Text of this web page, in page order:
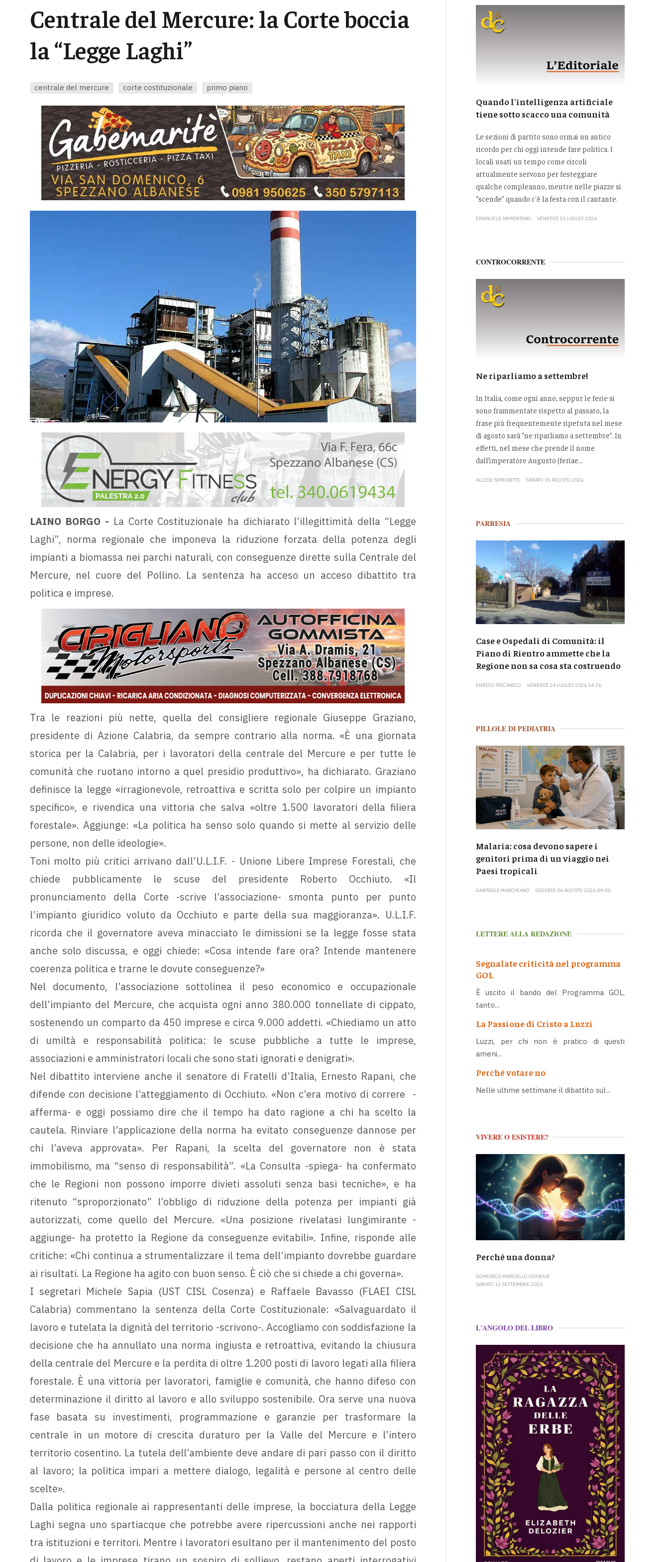
Centrale del Mercure: la Corte boccia
la “Legge Laghi”
centrale del mercure corte costituzionale primo piano
LAINO BORGO - La Corte Costituzionale ha dichiarato l’illegittimità della “Legge
Laghi”, norma regionale che imponeva la riduzione forzata della potenza degli
impianti a biomassa nei parchi naturali, con conseguenze dirette sulla Centrale del
Mercure, nel cuore del Pollino. La sentenza ha acceso un acceso dibattito tra
politica e imprese.
Tra le reazioni più nette, quella del consigliere regionale Giuseppe Graziano,
presidente di Azione Calabria, da sempre contrario alla norma. «È una giornata
storica per la Calabria, per i lavoratori della centrale del Mercure e per tutte le
comunità che ruotano intorno a quel presidio produttivo», ha dichiarato. Graziano
definisce la legge «irragionevole, retroattiva e scritta solo per colpire un impianto
specifico», e rivendica una vittoria che salva «oltre 1.500 lavoratori della filiera
forestale». Aggiunge: «La politica ha senso solo quando si mette al servizio delle
persone, non delle ideologie».
Toni molto più critici arrivano dall’U.L.I.F. - Unione Libere Imprese Forestali, che
chiede pubblicamente le scuse del presidente Roberto Occhiuto. «Il
pronunciamento della Corte -scrive l’associazione- smonta punto per punto
l’impianto giuridico voluto da Occhiuto e parte della sua maggioranza». U.L.I.F.
ricorda che il governatore aveva minacciato le dimissioni se la legge fosse stata
anche solo discussa, e oggi chiede: «Cosa intende fare ora? Intende mantenere
coerenza politica e trarne le dovute conseguenze?»
Nel documento, l’associazione sottolinea il peso economico e occupazionale
dell’impianto del Mercure, che acquista ogni anno 380.000 tonnellate di cippato,
sostenendo un comparto da 450 imprese e circa 9.000 addetti. «Chiediamo un atto
di umiltà e responsabilità politica: le scuse pubbliche a tutte le imprese,
associazioni e amministratori locali che sono stati ignorati e denigrati».
Nel dibattito interviene anche il senatore di Fratelli d’Italia, Ernesto Rapani, che
difende con decisione l’atteggiamento di Occhiuto. «Non c’era motivo di correre -
afferma- e oggi possiamo dire che il tempo ha dato ragione a chi ha scelto la
cautela. Rinviare l’applicazione della norma ha evitato conseguenze dannose per
chi l’aveva approvata». Per Rapani, la scelta del governatore non è stata
immobilismo, ma “senso di responsabilità”. «La Consulta -spiega- ha confermato
che le Regioni non possono imporre divieti assoluti senza basi tecniche», e ha
ritenuto “sproporzionato” l’obbligo di riduzione della potenza per impianti già
autorizzati, come quello del Mercure. «Una posizione rivelatasi lungimirante -
aggiunge- ha protetto la Regione da conseguenze evitabili». Infine, risponde alle
critiche: «Chi continua a strumentalizzare il tema dell’impianto dovrebbe guardare
ai risultati. La Regione ha agito con buon senso. È ciò che si chiede a chi governa».
I segretari Michele Sapia (UST CISL Cosenza) e Raffaele Bavasso (FLAEI CISL
Calabria) commentano la sentenza della Corte Costituzionale: «Salvaguardato il
lavoro e tutelata la dignità del territorio -scrivono-. Accogliamo con soddisfazione la
decisione che ha annullato una norma ingiusta e retroattiva, evitando la chiusura
della centrale del Mercure e la perdita di oltre 1.200 posti di lavoro legati alla filiera
forestale. È una vittoria per lavoratori, famiglie e comunità, che hanno difeso con
determinazione il diritto al lavoro e allo sviluppo sostenibile. Ora serve una nuova
fase basata su investimenti, programmazione e garanzie per trasformare la
centrale in un motore di crescita duraturo per la Valle del Mercure e l’intero
territorio cosentino. La tutela dell’ambiente deve andare di pari passo con il diritto
al lavoro; la politica impari a mettere dialogo, legalità e persone al centro delle
scelte».
Dalla politica regionale ai rappresentanti delle imprese, la bocciatura della Legge
Laghi segna uno spartiacque che potrebbe avere ripercussioni anche nei rapporti
tra istituzioni e territori. Mentre i lavoratori esultano per il mantenimento del posto
Quando l'intelligenza artificiale
tiene sotto scacco una comunità
Le sezioni di partito sono ormai un antico
ricordo per chi oggi intende fare politica. I
locali usati un tempo come circoli
attualmente servono per festeggiare
qualche compleanno, mentre nelle piazze si
“scende” quando c'è la festa con il cantante.
EMANUELE ARMENTANO VENERDÌ 31 LUGLIO 2026
CONTROCORRENTE
Ne riparliamo a settembre!
In Italia, come ogni anno, seppur le ferie si
sono frammentate rispetto al passato, la
frase più frequentemente ripetuta nel mese
di agosto sarà “ne riparliamo a settembre”. In
effetti, nel mese che prende il nome
dall’imperatore Augusto (feriae...
ALCIDE SIMONETTI SABATO 01 AGOSTO 2026
PARRESIA
Case e Ospedali di Comunità: il
Piano di Rientro ammette che la
Regione non sa cosa sta costruendo
ENRICO TRICANICO VENERDÌ 24 LUGLIO 2026 14:26
PILLOLE DI PEDIATRIA
Malaria: cosa devono sapere i
genitori prima di un viaggio nei
Paesi tropicali
GABRIELE MARCHIANÒ GIOVEDÌ 06 AGOSTO 2026 09:05
LETTERE ALLA REDAZIONE
Segnalate criticità nel programma
GOL
È uscito il bando del Programma GOL,
tanto...
La Passione di Cristo a Luzzi
Luzzi, per chi non è pratico di questi
ameni...
Perché votare no
Nelle ultime settimane il dibattito sul...
VIVERE O ESISTERE?
Perché una donna?
DOMENICO MARCELLO GERBASI
SABATO 13 SETTEMBRE 2025
L'ANGOLO DEL LIBRO